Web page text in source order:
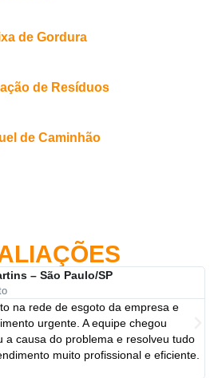
de Gordura
de Resíduos
de Caminhão
– São Paulo/SP
na rede de esgoto da empresa e
urgente. A equipe chegou
a causa do problema e resolveu tudo
muito profissional e eficiente.